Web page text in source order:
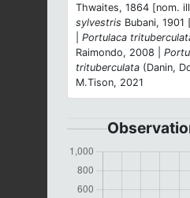
Thwaites, 1864 [nom.
sylvestris Bubani,
Portulaca
Raimondo, 2008 |
trituberculata (Danin,
M.Tison, 2021